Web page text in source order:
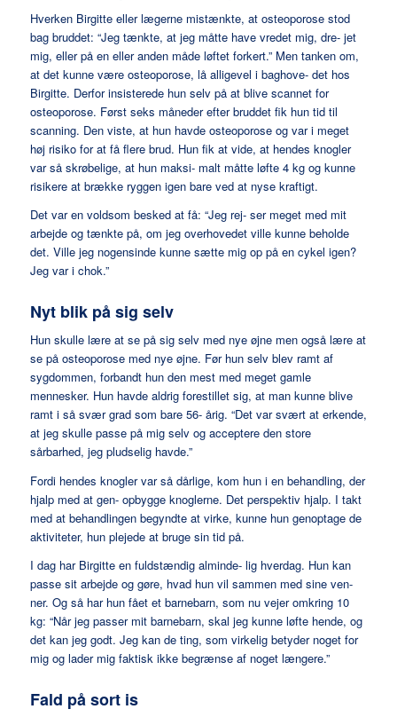
Hverken Birgitte eller lægerne mistænkte, at osteoporose stod
bag bruddet: “Jeg tænkte, at jeg måtte have vredet mig, dre- jet
mig, eller på en eller anden måde løftet forkert.” Men tanken om,
at det kunne være osteoporose, lå alligevel i baghove- det hos
Birgitte. Derfor insisterede hun selv på at blive scannet for
osteoporose. Først seks måneder efter bruddet fik hun tid til
scanning. Den viste, at hun havde osteoporose og var i meget
høj risiko for at få flere brud. Hun fik at vide, at hendes knogler
var så skrøbelige, at hun maksi- malt måtte løfte 4 kg og kunne
risikere at brække ryggen igen bare ved at nyse kraftigt.
Det var en voldsom besked at få: “Jeg rej- ser meget med mit
arbejde og tænkte på, om jeg overhovedet ville kunne beholde
det. Ville jeg nogensinde kunne sætte mig op på en cykel igen?
Jeg var i chok.”
Nyt blik på sig selv
Hun skulle lære at se på sig selv med nye øjne men også lære at
se på osteoporose med nye øjne. Før hun selv blev ramt af
sygdommen, forbandt hun den mest med meget gamle
mennesker. Hun havde aldrig forestillet sig, at man kunne blive
ramt i så svær grad som bare 56- årig. “Det var svært at erkende,
at jeg skulle passe på mig selv og acceptere den store
sårbarhed, jeg pludselig havde.”
Fordi hendes knogler var så dårlige, kom hun i en behandling, der
hjalp med at gen- opbygge knoglerne. Det perspektiv hjalp. I takt
med at behandlingen begyndte at virke, kunne hun genoptage de
aktiviteter, hun plejede at bruge sin tid på.
I dag har Birgitte en fuldstændig alminde- lig hverdag. Hun kan
passe sit arbejde og gøre, hvad hun vil sammen med sine ven-
ner. Og så har hun fået et barnebarn, som nu vejer omkring 10
kg: “Når jeg passer mit barnebarn, skal jeg kunne løfte hende, og
det kan jeg godt. Jeg kan de ting, som virkelig betyder noget for
mig og lader mig faktisk ikke begrænse af noget længere.”
Fald på sort is